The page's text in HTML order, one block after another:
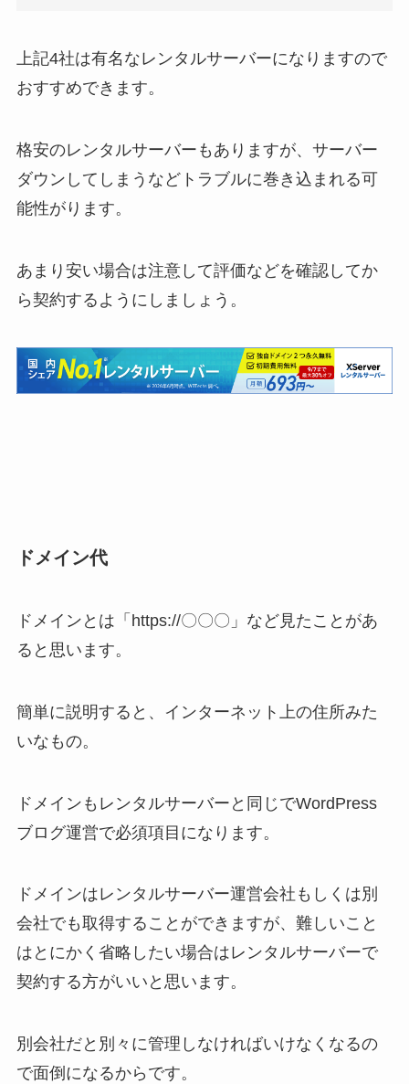
上記4社は有名なレンタルサーバーになりますので
おすすめできます。
格安のレンタルサーバーもありますが、サーバー
ダウンしてしまうなどトラブルに巻き込まれる可
能性がります。
あまり安い場合は注意して評価などを確認してか
ら契約するようにしましょう。
ドメイン代
ドメインとは「https://〇〇〇」など見たことがあ
ると思います。
簡単に説明すると、インターネット上の住所みた
いなもの。
ドメインもレンタルサーバーと同じでWordPress
ブログ運営で必須項目になります。
ドメインはレンタルサーバー運営会社もしくは別
会社でも取得することができますが、難しいこと
はとにかく省略したい場合はレンタルサーバーで
契約する方がいいと思います。
別会社だと別々に管理しなければいけなくなるの
で面倒になるからです。